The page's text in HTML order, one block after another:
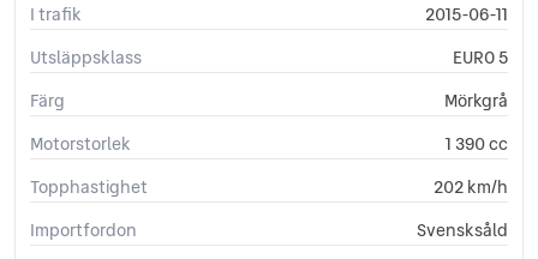
I trafik
2015-06-11
Utsläppsklass
EURO 5
Färg
Mörkgrå
Motorstorlek
1 390 cc
Topphastighet
202 km/h
Importfordon
Svensksåld